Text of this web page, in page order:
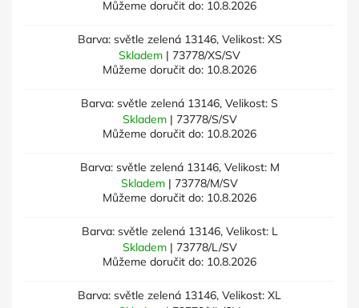
Můžeme doručit do: 10.8.2026
Barva: světle zelená 13146, Velikost: XS
Skladem | 73778/XS/SV
Můžeme doručit do: 10.8.2026
Barva: světle zelená 13146, Velikost: S
Skladem | 73778/S/SV
Můžeme doručit do: 10.8.2026
Barva: světle zelená 13146, Velikost: M
Skladem | 73778/M/SV
Můžeme doručit do: 10.8.2026
Barva: světle zelená 13146, Velikost: L
Skladem | 73778/L/SV
Můžeme doručit do: 10.8.2026
Barva: světle zelená 13146, Velikost: XL